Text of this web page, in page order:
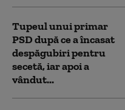
Tupeul unui primar
PSD după ce a încasat
despăgubiri pentru
secetă, iar apoi a
vândut...